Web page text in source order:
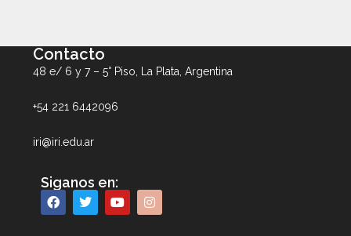
Contacto
48 e/ 6 y 7 – 5° Piso, La Plata, Argentina
+54 221 6442096
iri@iri.edu.ar
Siganos en: